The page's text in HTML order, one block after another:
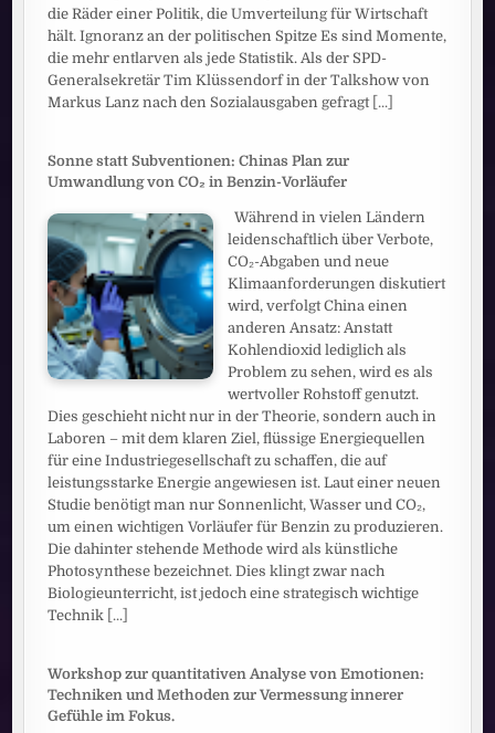
die Räder einer Politik, die Umverteilung für Wirtschaft
hält. Ignoranz an der politischen Spitze Es sind Momente,
die mehr entlarven als jede Statistik. Als der SPD-
Generalsekretär Tim Klüssendorf in der Talkshow von
Markus Lanz nach den Sozialausgaben gefragt [...]
Sonne statt Subventionen: Chinas Plan zur
Umwandlung von CO₂ in Benzin-Vorläufer
Während in vielen Ländern
leidenschaftlich über Verbote,
CO₂-Abgaben und neue
Klimaanforderungen diskutiert
wird, verfolgt China einen
anderen Ansatz: Anstatt
Kohlendioxid lediglich als
Problem zu sehen, wird es als
wertvoller Rohstoff genutzt.
Dies geschieht nicht nur in der Theorie, sondern auch in
Laboren – mit dem klaren Ziel, flüssige Energiequellen
für eine Industriegesellschaft zu schaffen, die auf
leistungsstarke Energie angewiesen ist. Laut einer neuen
Studie benötigt man nur Sonnenlicht, Wasser und CO₂,
um einen wichtigen Vorläufer für Benzin zu produzieren.
Die dahinter stehende Methode wird als künstliche
Photosynthese bezeichnet. Dies klingt zwar nach
Biologieunterricht, ist jedoch eine strategisch wichtige
Technik [...]
Workshop zur quantitativen Analyse von Emotionen:
Techniken und Methoden zur Vermessung innerer
Gefühle im Fokus.